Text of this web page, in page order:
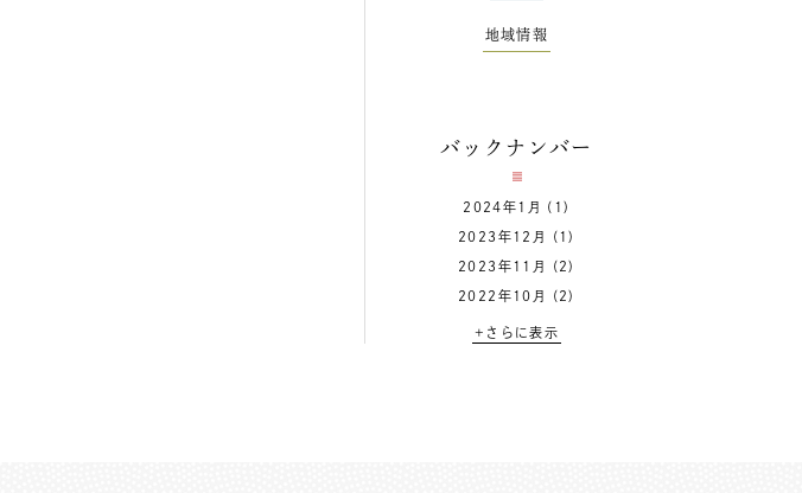
地域情報
バックナンバー
2024年1月 (1)
2023年12月 (1)
2023年11月 (2)
2022年10月 (2)
+さらに表示